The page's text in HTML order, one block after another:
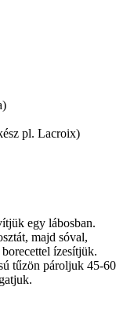
pl. Lacroix)
egy lábosban.
majd sóval,
ízesítjük.
tűzön pároljuk 45-60